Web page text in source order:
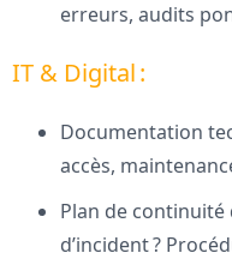
erreurs, audits
IT & Digital :
Documentation
accès,
Plan de continuité
d’incident ?